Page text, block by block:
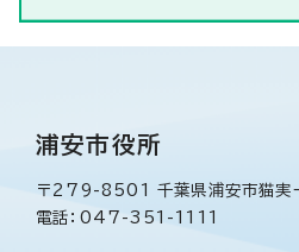
浦安市役所
〒279-8501 千葉県浦安市猫実
電話：047-351-1111